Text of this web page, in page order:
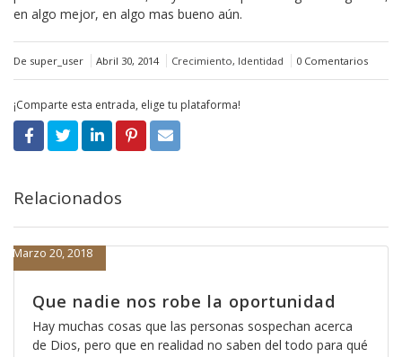
en algo mejor, en algo mas bueno aún.
De super_user Abril 30, 2014 Crecimiento, Identidad 0 Comentarios
¡Comparte esta entrada, elige tu plataforma!
Relacionados
Que nadie nos robe la oportunidad
Marzo 20, 2018
Hay muchas cosas que las personas sospechan acerca
de Dios, pero que en realidad no saben del todo para qué